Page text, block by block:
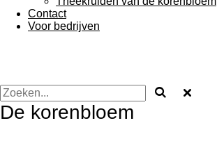
Contact
Voor bedrijven
De korenbloem